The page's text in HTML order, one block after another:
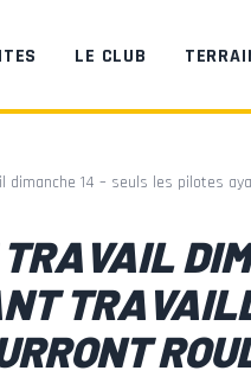
LE CLUB
dimanche 14 – seuls les pilotes